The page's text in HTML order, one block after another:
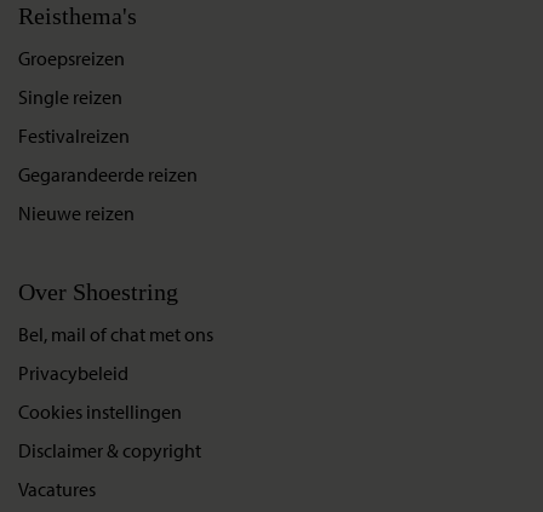
Reisthema's
Groepsreizen
Single reizen
Festivalreizen
Gegarandeerde reizen
Nieuwe reizen
Over Shoestring
Bel, mail of chat met ons
Privacybeleid
Cookies instellingen
Disclaimer & copyright
Vacatures